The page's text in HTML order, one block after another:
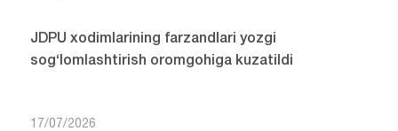
JDPU xodimlarining farzandlari yozgi
sog‘lomlashtirish oromgohiga kuzatildi
17/07/2026